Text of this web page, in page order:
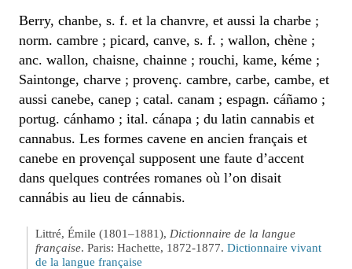
Berry, chanbe, s. f. et la chanvre, et aussi la charbe ;
norm. cambre ; picard, canve, s. f. ; wallon, chène ;
anc. wallon, chaisne, chainne ; rouchi, kame, kéme ;
Saintonge, charve ; provenç. cambre, carbe, cambe, et
aussi canebe, canep ; catal. canam ; espagn. cáñamo ;
portug. cánhamo ; ital. cánapa ; du latin cannabis et
cannabus. Les formes cavene en ancien français et
canebe en provençal supposent une faute d’accent
dans quelques contrées romanes où l’on disait
cannábis au lieu de cánnabis.
Littré, Émile (1801–1881), Dictionnaire de la langue
française. Paris: Hachette, 1872-1877. Dictionnaire vivant
de la langue française